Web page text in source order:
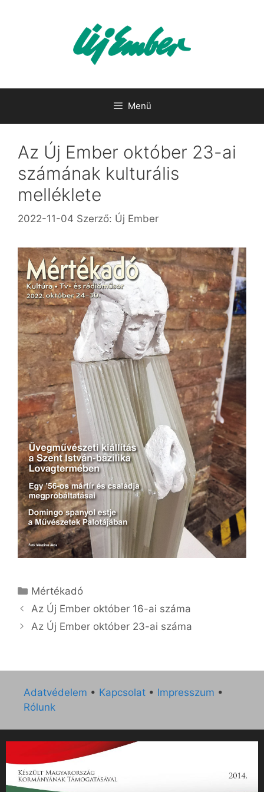
Menü
Az Új Ember október 23-ai
számának kulturális
melléklete
2022-11-04 Szerző: Új Ember
Kategória
Mértékadó
Az Új Ember október 16-ai száma
Az Új Ember október 23-ai száma
Adatvédelem • Kapcsolat • Impresszum •
Rólunk